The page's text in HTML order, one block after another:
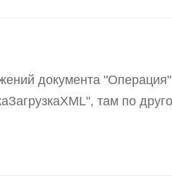
документа
там по